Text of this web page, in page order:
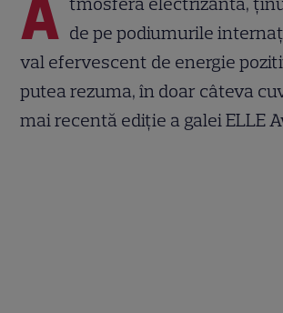
A de pe podiumurile
val efervescent de energie
putea rezuma, în doar câteva
mai recentă ediție a galei ELLE